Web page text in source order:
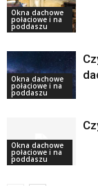
Okna dachowe
połaciowe i na
poddaszu
Okna dachowe
połaciowe i na
poddaszu
Okna dachowe
połaciowe i na
poddaszu